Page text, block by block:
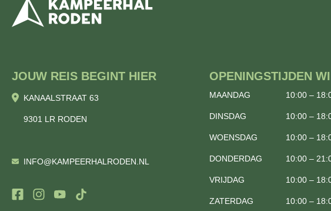
JOUW REIS BEGINT HIER
KANAALSTRAAT 63
9301 LR RODEN
INFO@KAMPEERHALRODEN.NL
OPENINGSTIJDEN
MAANDAG 10:00 –
DINSDAG 10:00 –
WOENSDAG 10:00 –
DONDERDAG 10:00 –
VRIJDAG 10:00 –
ZATERDAG 10:00 –